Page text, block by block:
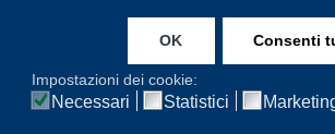
OK Consenti
Impostazioni dei cookie:
Necessari Statistici
Facebook